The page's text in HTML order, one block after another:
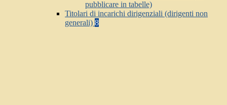
pubblicare in tabelle)
Titolari di incarichi dirigenziali (dirigenti non
generali) 8